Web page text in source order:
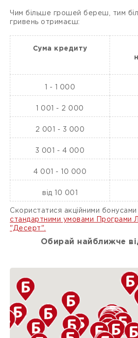
Чим більше грошей береш, тим
гривень отримаєш:
Сума кредиту
1 - 1 000
1 001 - 2 000
2 001 - 3 000
3 001 - 4 000
4 001 - 10 000
від 10 001
Скористатися акційними
стандартними умовами Програми
"Десерт".
Обирай найближче